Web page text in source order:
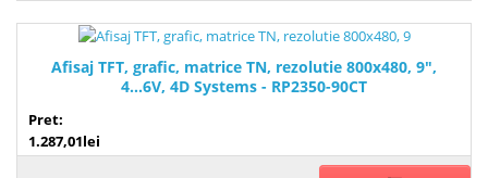
Afisaj TFT, grafic, matrice TN, rezolutie 800x480, 9",
4...6V, 4D Systems - RP2350-90CT
Pret:
1.287,01lei